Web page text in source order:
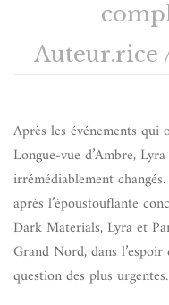
Auteur.rice
Après les événements qui
Longue-vue d’Ambre,
irrémédiablement
après l’époustouflante
Dark Materials, Lyra et
Grand Nord, dans
question des plus urgentes.